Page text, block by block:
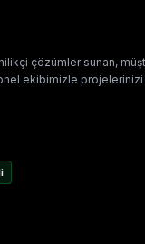
çözümler sunan,
ekibimizle projelerinizi